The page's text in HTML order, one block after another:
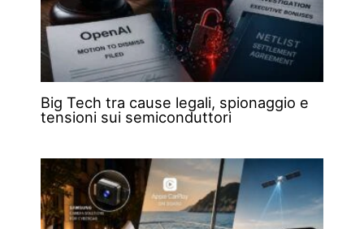
Big Tech tra cause legali, spionaggio e
tensioni sui semiconduttori